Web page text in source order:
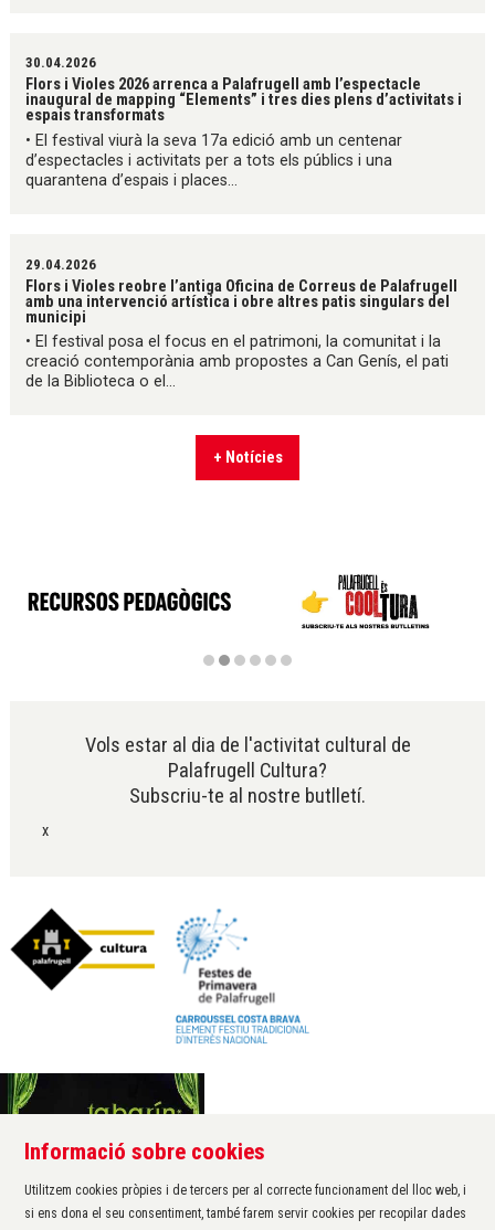
30.04.2026
Flors i Violes 2026 arrenca a Palafrugell amb l’espectacle
inaugural de mapping “Elements” i tres dies plens d’activitats i
espais transformats
• El festival viurà la seva 17a edició amb un centenar
d’espectacles i activitats per a tots els públics i una
quarantena d’espais i places...
29.04.2026
Flors i Violes reobre l’antiga Oficina de Correus de Palafrugell
amb una intervenció artística i obre altres patis singulars del
municipi
• El festival posa el focus en el patrimoni, la comunitat i la
creació contemporània amb propostes a Can Genís, el pati
de la Biblioteca o el...
+ Notícies
Vols estar al dia de l'activitat cultural de
Palafrugell Cultura?
Subscriu-te al nostre butlletí.
x
Àrea de cultura de l'Ajuntament de Palafrugell
Carrer Santa Margarida, 1
17200 Palafrugell
Informació sobre cookies
Utilitzem cookies pròpies i de tercers per al correcte funcionament del lloc web, i
si ens dona el seu consentiment, també farem servir cookies per recopilar dades